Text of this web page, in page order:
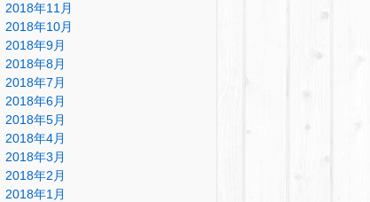
2018年11月
2018年10月
2018年9月
2018年8月
2018年7月
2018年6月
2018年5月
2018年4月
2018年3月
2018年2月
2018年1月